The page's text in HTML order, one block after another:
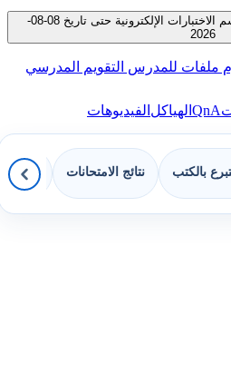
جميع الملفات المتوفرة في قسم الاختبارات الإلكترونية حتى تاريخ 08-08-
2026
ملفات للمدرس التقويم المدرسي
QnAالهياكل الفيديوهات
بالكتب نتائج الامتحانات